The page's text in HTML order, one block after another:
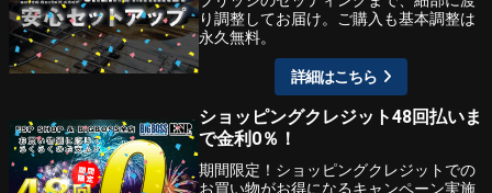
り調整してお届け。ご購入も基本調整は
永久無料。
詳細はこちら
ショッピングクレジット48回払いま
で金利0％！
期間限定！ショッピングクレジットでの
お買い物がお得になるキャンペーン実施